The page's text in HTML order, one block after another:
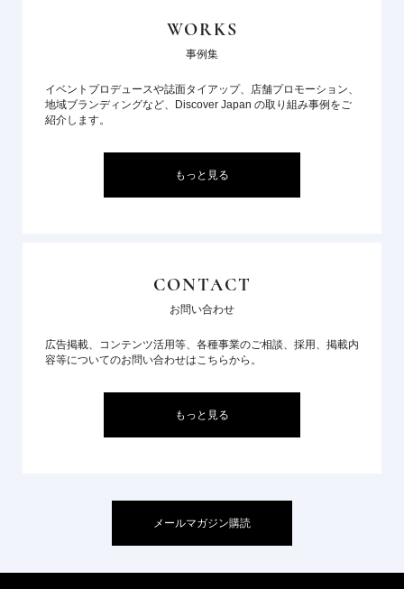
WORKS
事例集
イベントプロデュースや誌面タイアップ、店舗プロモーション、
地域ブランディングなど、Discover Japan の取り組み事例をご
紹介します。
もっと見る
CONTACT
お問い合わせ
広告掲載、コンテンツ活用等、各種事業のご相談、採用、掲載内
容等についてのお問い合わせはこちらから。
もっと見る
メールマガジン購読